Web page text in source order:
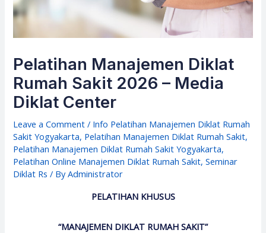
Pelatihan Manajemen Diklat
Rumah Sakit 2026 – Media
Diklat Center
Leave a Comment / Info Pelatihan Manajemen Diklat Rumah
Sakit Yogyakarta, Pelatihan Manajemen Diklat Rumah Sakit,
Pelatihan Manajemen Diklat Rumah Sakit Yogyakarta,
Pelatihan Online Manajemen Diklat Rumah Sakit,Seminar
Diklat Rs / ByAdministrator
PELATIHAN KHUSUS
“MANAJEMEN DIKLAT RUMAH SAKIT”